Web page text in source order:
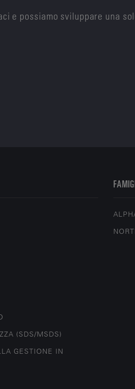
e possiamo sviluppare una
(SDS/MSDS)
GESTIONE IN